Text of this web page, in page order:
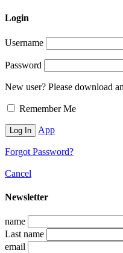
Login
Username
Password
New user? Please download
Remember Me
App
Forgot Password?
Cancel
Newsletter
name
Last name
email